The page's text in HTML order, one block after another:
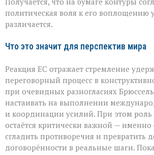
политическая воля к его воплощению
различается.
Что это значит для перспектив мира
Реакция ЕС отражает стремление
переговорный процесс в
при очевидных разногласиях
настаивать на выполнении
и координации усилий. При этом роль
остаётся критически важной —
сгладить противоречия и превратить
договорённости в реальные шаги.